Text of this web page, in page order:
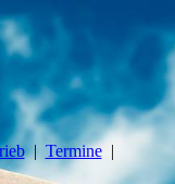
Termine